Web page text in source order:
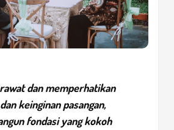
dan memperhatikan
keinginan pasangan,
fondasi yang kokoh